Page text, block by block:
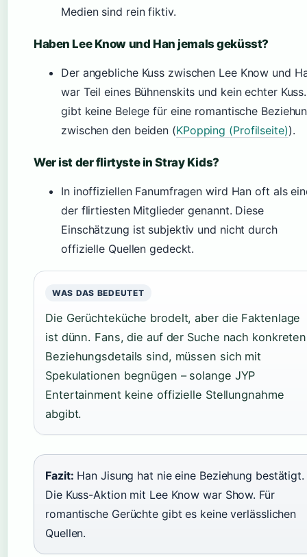
Medien sind rein fiktiv.
Haben Lee Know und Han jemals geküsst?
Der angebliche Kuss zwischen Lee Know und
war Teil eines Bühnenskits und kein echter
gibt keine Belege für eine romantische
zwischen den beiden (KPopping (Profilseite)).
Wer ist der flirtyste in Stray Kids?
In inoffiziellen Fanumfragen wird Han oft als
der flirtiesten Mitglieder genannt. Diese
Einschätzung ist subjektiv und nicht durch
offizielle Quellen gedeckt.
WAS DAS BEDEUTET
Die Gerüchteküche brodelt, aber die Faktenlage
ist dünn. Fans, die auf der Suche nach konkreten
Beziehungsdetails sind, müssen sich mit
Spekulationen begnügen – solange JYP
Entertainment keine offizielle Stellungnahme
abgibt.
Fazit: Han Jisung hat nie eine Beziehung bestätigt.
Die Kuss-Aktion mit Lee Know war Show. Für
romantische Gerüchte gibt es keine verlässlichen
Quellen.